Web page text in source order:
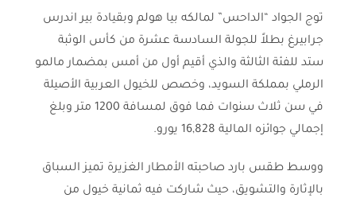
توج الجواد “الداحس” لمالكه بيا هولم وبقيادة بير اندرس
جرابيرغ بطلاً للجولة السادسة عشرة من كأس الوثبة
ستد للفئة الثالثة والذي أقيم أول من أمس بمضمار مالمو
الرملي بمملكة السويد، وخصص للخيول العربية الأصيلة
في سن ثلاث سنوات فما فوق لمسافة 1200 متر وبلغ
إجمالي جوائزه المالية 16,828 يورو.
ووسط طقس بارد صاحبته الأمطار الغزيرة تميز السباق
بالإثارة والتشويق، حيث شاركت فيه ثمانية خيول من